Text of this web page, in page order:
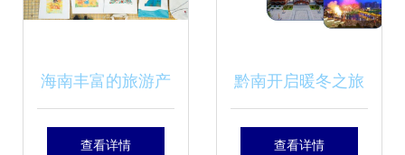
海南丰富的旅游产
品供给激发年轻游
查看详情
黔南开启暖冬之旅
2018年冬季旅游产
查看详情